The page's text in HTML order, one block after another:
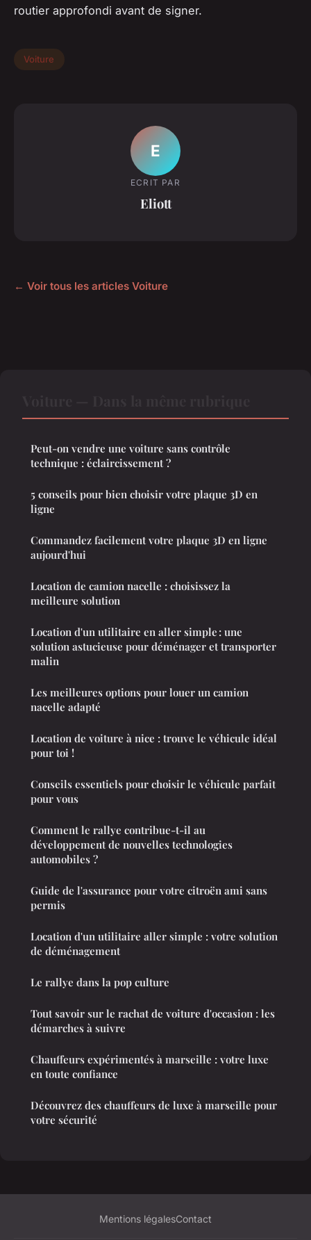
routier approfondi avant de signer.
Voiture
E
ECRIT PAR
Eliott
← Voir tous les articles Voiture
Peut-on vendre une voiture sans contrôle
technique : éclaircissement ?
5 conseils pour bien choisir votre plaque 3D en
ligne
Commandez facilement votre plaque 3D en ligne
aujourd'hui
Location de camion nacelle : choisissez la
meilleure solution
Location d'un utilitaire en aller simple : une
solution astucieuse pour déménager et transporter
malin
Les meilleures options pour louer un camion
nacelle adapté
Location de voiture à nice : trouve le véhicule idéal
pour toi !
Conseils essentiels pour choisir le véhicule parfait
pour vous
Comment le rallye contribue-t-il au
développement de nouvelles technologies
automobiles ?
Guide de l'assurance pour votre citroën ami sans
permis
Location d'un utilitaire aller simple : votre solution
de déménagement
Le rallye dans la pop culture
Tout savoir sur le rachat de voiture d'occasion : les
démarches à suivre
Chauffeurs expérimentés à marseille : votre luxe
en toute confiance
Découvrez des chauffeurs de luxe à marseille pour
votre sécurité
Mentions légalesContact